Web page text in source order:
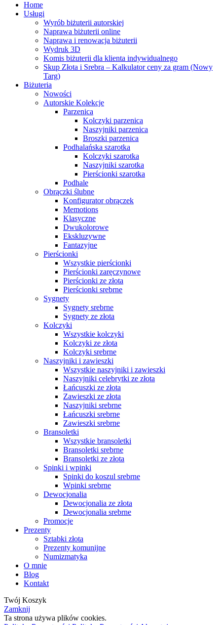
Home
Usługi
Wyrób biżuterii autorskiej
Naprawa biżuterii online
Naprawa i renowacja biżuterii
Wydruk 3D
Komis biżuterii dla klienta indywidualnego
Skup Złota i Srebra – Kalkulator ceny za gram (Nowy
Targ)
Biżuteria
Nowości
Autorskie Kolekcje
Parzenica
Kolczyki parzenica
Naszyjniki parzenica
Broszki parzenica
Podhalańska szarotka
Kolczyki szarotka
Naszyjniki szarotka
Pierścionki szarotka
Podhale
Obrączki ślubne
Konfigurator obrączek
Memotions
Klasyczne
Dwukolorowe
Ekskluzywne
Fantazyjne
Pierścionki
Wszystkie pierścionki
Pierścionki zaręczynowe
Pierścionki ze złota
Pierścionki srebrne
Sygnety
Sygnety srebrne
Sygnety ze złota
Kolczyki
Wszystkie kolczyki
Kolczyki ze złota
Kolczyki srebrne
Naszyjniki i zawieszki
Wszystkie naszyjniki i zawieszki
Naszyjniki celebrytki ze złota
Łańcuszki ze złota
Zawieszki ze złota
Naszyjniki srebrne
Łańcuszki srebrne
Zawieszki srebrne
Bransoletki
Wszystkie bransoletki
Bransoletki srebrne
Bransoletki ze złota
Spinki i wpinki
Spinki do koszul srebrne
Wpinki srebrne
Dewocjonalia
Dewocjonalia ze złota
Dewocjonalia srebrne
Promocje
Prezenty
Sztabki złota
Prezenty komunijne
Numizmatyka
O mnie
Blog
Kontakt
Twój Koszyk
Zamknij
Ta strona używa plików cookies.